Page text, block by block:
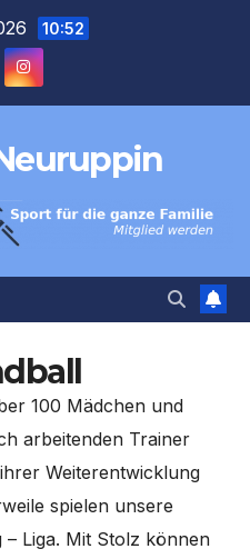
10:52
100 Mädchen und
arbeitenden Trainer
Weiterentwicklung
spielen unsere
Liga. Mit Stolz können